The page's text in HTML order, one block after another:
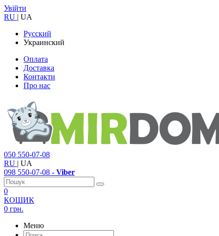
Увійти
RU | UA
Русский
Украинский
Оплата
Доставка
Контакти
Про нас
050 550-07-08
RU | UA
098 550-07-08 - Viber
0
КОШИК
0 грн.
Меню